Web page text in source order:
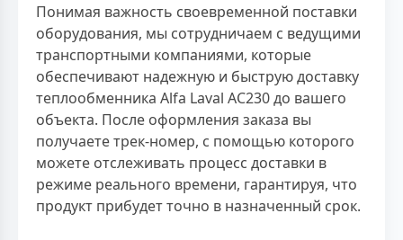
Понимая важность своевременной поставки
оборудования, мы сотрудничаем с ведущими
транспортными компаниями, которые
обеспечивают надежную и быструю доставку
теплообменника Alfa Laval AC230 до вашего
объекта. После оформления заказа вы
получаете трек-номер, с помощью которого
можете отслеживать процесс доставки в
режиме реального времени, гарантируя, что
продукт прибудет точно в назначенный срок.